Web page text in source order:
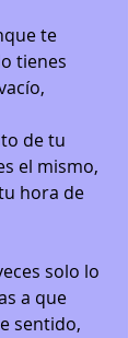
te
tienes
de tu
el mismo,
hora de
solo lo
a que
sentido,